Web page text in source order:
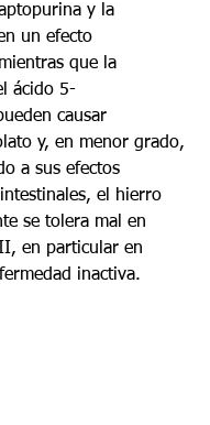
y la
un efecto
que la
ácido 5-
causar
y, en menor grado,
a sus efectos
el hierro
se tolera mal en
en particular en
inactiva.